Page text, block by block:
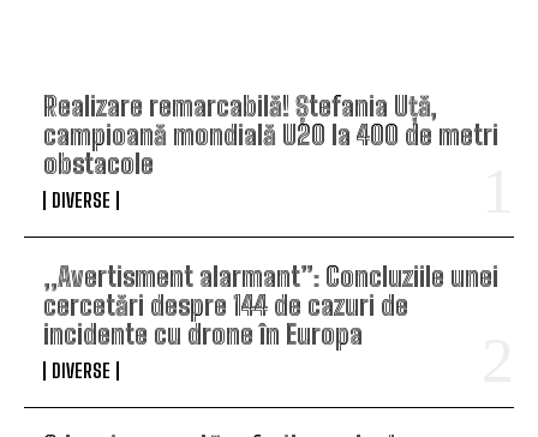
Realizare remarcabilă! Ștefania Uță,
campioană mondială U20 la 400 de metri
obstacole
DIVERSE
„Avertisment alarmant”: Concluziile unei
cercetări despre 144 de cazuri de
incidente cu drone în Europa
DIVERSE